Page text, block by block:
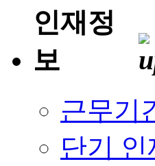
근무기
단기